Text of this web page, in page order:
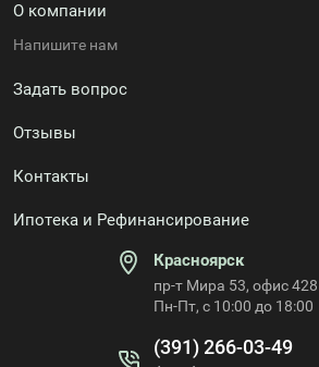
Красноярск
пр-т Мира 53, офис 428
Пн-Пт, с 10:00 до 18:00
(391) 266-03-49
О компании
Напишите нам
Задать вопрос
Отзывы
Контакты
Ипотека и Рефинансирование